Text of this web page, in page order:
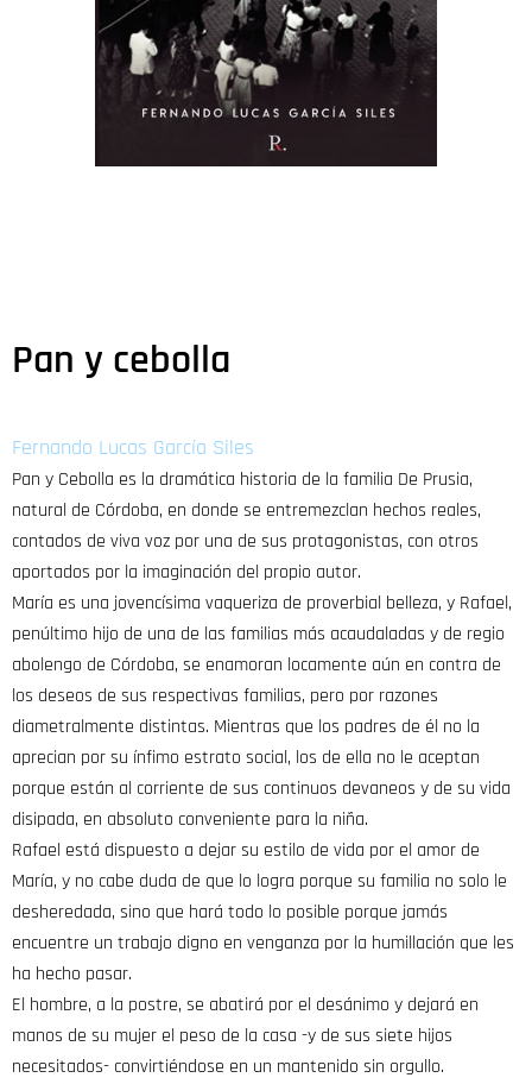
Pan y cebolla
Fernando Lucas García Siles
Pan y Cebolla es la dramática historia de la familia De Prusia,
natural de Córdoba, en donde se entremezclan hechos reales,
contados de viva voz por una de sus protagonistas, con otros
aportados por la imaginación del propio autor.
María es una jovencísima vaqueriza de proverbial belleza, y Rafael,
penúltimo hijo de una de las familias más acaudaladas y de regio
abolengo de Córdoba, se enamoran locamente aún en contra de
los deseos de sus respectivas familias, pero por razones
diametralmente distintas. Mientras que los padres de él no la
aprecian por su ínfimo estrato social, los de ella no le aceptan
porque están al corriente de sus continuos devaneos y de su vida
disipada, en absoluto conveniente para la niña.
Rafael está dispuesto a dejar su estilo de vida por el amor de
María, y no cabe duda de que lo logra porque su familia no solo le
desheredada, sino que hará todo lo posible porque jamás
encuentre un trabajo digno en venganza por la humillación que les
ha hecho pasar.
El hombre, a la postre, se abatirá por el desánimo y dejará en
manos de su mujer el peso de la casa -y de sus siete hijos
necesitados- convirtiéndose en un mantenido sin orgullo.